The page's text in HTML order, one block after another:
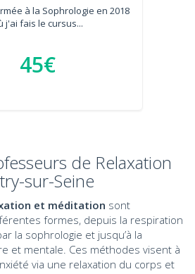
à la Sophrologie en 2018
j'ai fais le cursus...
45€
de Relaxation
sur-Seine
et méditation sont
formes, depuis la respiration
la sophrologie et jusqu’à la
et mentale. Ces méthodes visent à
via une relaxation du corps et